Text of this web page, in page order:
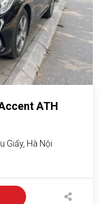
ATH
Giấy, Hà Nội